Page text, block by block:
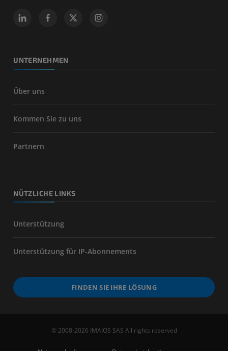
UNTERNEHMEN
Über uns
Kommen Sie zu uns
Partnern
NÜTZLICHE LINKS
Unterstützung
Unterstützung für IP-Abonnements
FINDEN SIE IHRE LÖSUNG
© 2008-2026 IMAIOS SAS All rights reserved